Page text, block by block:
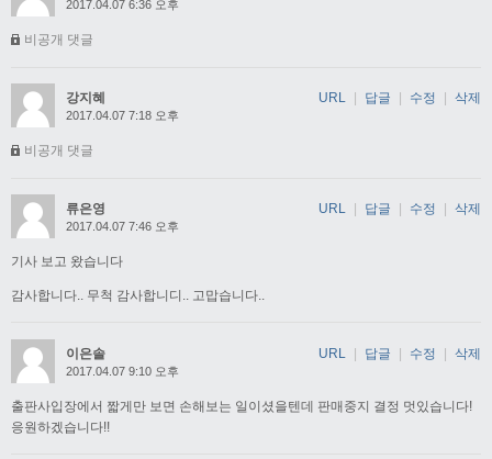
2017.04.07 6:36 오후
비공개 댓글
강지혜
2017.04.07 7:18 오후
비공개 댓글
URL 답글 수정 삭제
류은영
2017.04.07 7:46 오후
기사 보고 왔습니다
감사합니다.. 무척 감사합니디.. 고맙습니다..
URL 답글 수정 삭제
이은솔
2017.04.07 9:10 오후
출판사입장에서 짧게만 보면 손해보는 일이셨을텐데 판매중지 결정 멋있습니다!
응원하겠습니다!!
URL | 답글 | 수정 | 삭제